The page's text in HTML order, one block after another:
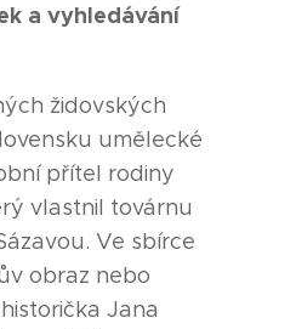
a vyhledávání
židovských
umělecké
přítel rodiny
vlastnil továrnu
Ve sbírce
obraz nebo
Jana